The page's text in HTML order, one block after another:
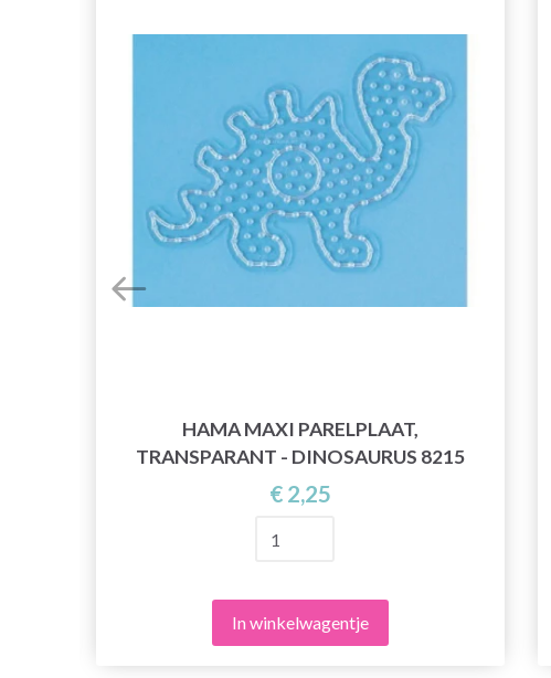
HAMA MAXI PARELPLAAT,
TRANSPARANT - DINOSAURUS 8215
€ 2,25
In winkelwagentje